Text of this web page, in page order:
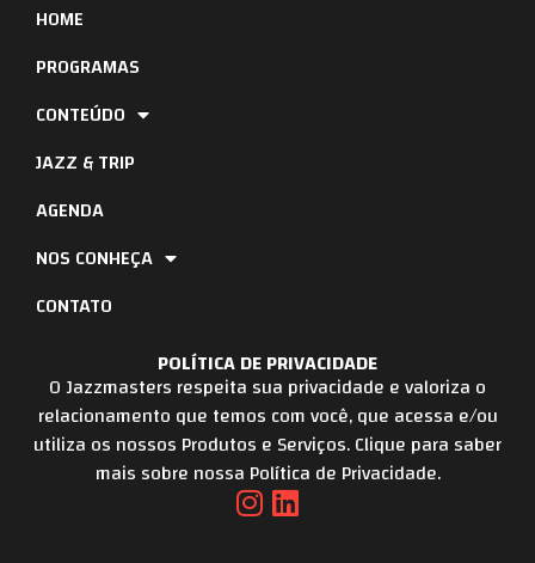
POLÍTICA DE PRIVACIDADE
O Jazzmasters respeita sua privacidade e valoriza o
relacionamento que temos com você, que acessa e/ou
utiliza os nossos Produtos e Serviços. Clique para saber
mais sobre nossa Política de Privacidade.
HOME
PROGRAMAS
CONTEÚDO
JAZZ & TRIP
AGENDA
NOS CONHEÇA
CONTATO